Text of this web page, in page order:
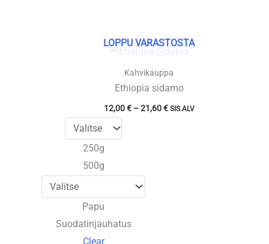
LOPPU VARASTOSTA
Kahvikauppa
Ethiopia sidamo
12,00€ – 21,60€Hintaluokka:
12,00 €
SIS.ALV
250g
500g
Papu
Suodatinjauhatus
Clear